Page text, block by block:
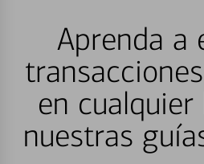
Aprenda a
en
nuestras